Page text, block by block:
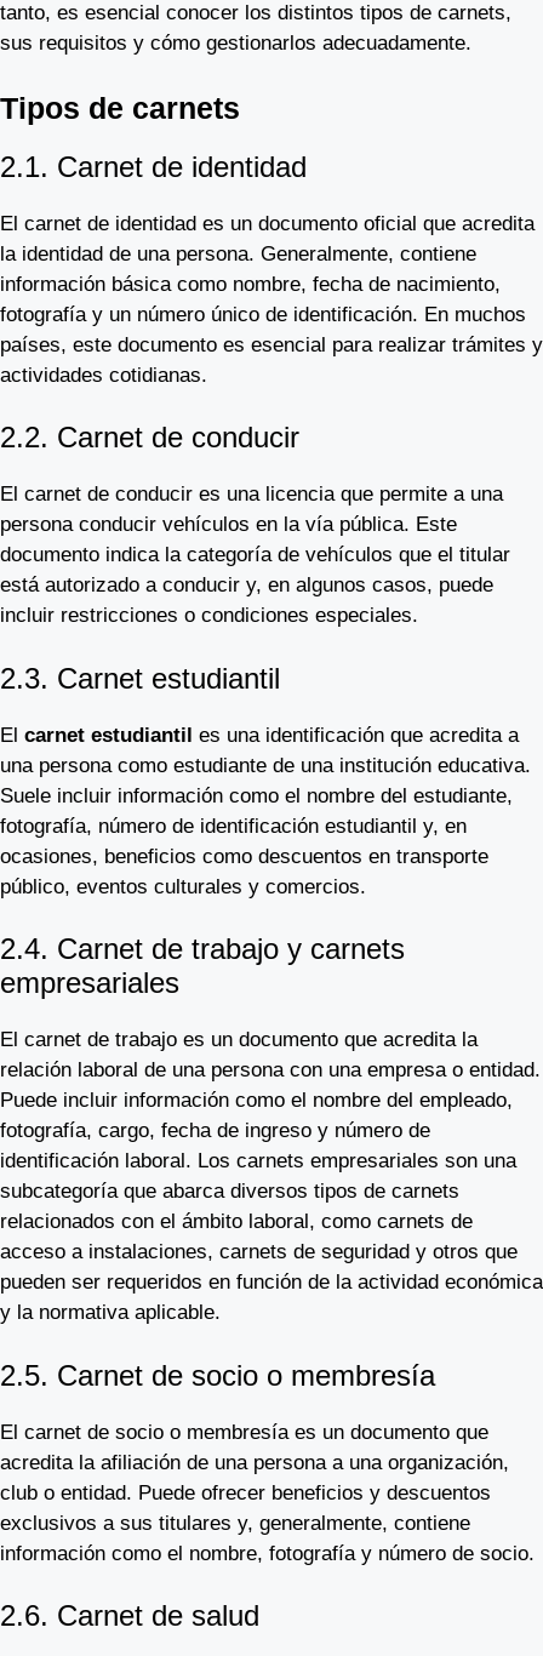
tanto, es esencial conocer los distintos tipos de carnets,
sus requisitos y cómo gestionarlos adecuadamente.
Tipos de carnets
2.1. Carnet de identidad
El carnet de identidad es un documento oficial que acredita
la identidad de una persona. Generalmente, contiene
información básica como nombre, fecha de nacimiento,
fotografía y un número único de identificación. En muchos
países, este documento es esencial para realizar trámites y
actividades cotidianas.
2.2. Carnet de conducir
El carnet de conducir es una licencia que permite a una
persona conducir vehículos en la vía pública. Este
documento indica la categoría de vehículos que el titular
está autorizado a conducir y, en algunos casos, puede
incluir restricciones o condiciones especiales.
2.3. Carnet estudiantil
El carnet estudiantil es una identificación que acredita a
una persona como estudiante de una institución educativa.
Suele incluir información como el nombre del estudiante,
fotografía, número de identificación estudiantil y, en
ocasiones, beneficios como descuentos en transporte
público, eventos culturales y comercios.
2.4. Carnet de trabajo y carnets
empresariales
El carnet de trabajo es un documento que acredita la
relación laboral de una persona con una empresa o entidad.
Puede incluir información como el nombre del empleado,
fotografía, cargo, fecha de ingreso y número de
identificación laboral. Los carnets empresariales son una
subcategoría que abarca diversos tipos de carnets
relacionados con el ámbito laboral, como carnets de
acceso a instalaciones, carnets de seguridad y otros que
pueden ser requeridos en función de la actividad económica
y la normativa aplicable.
2.5. Carnet de socio o membresía
El carnet de socio o membresía es un documento que
acredita la afiliación de una persona a una organización,
club o entidad. Puede ofrecer beneficios y descuentos
exclusivos a sus titulares y, generalmente, contiene
información como el nombre, fotografía y número de socio.
2.6. Carnet de salud